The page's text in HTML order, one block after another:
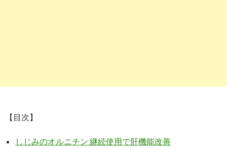
【目次】
しじみのオルニチン 継続使用で肝機能改善